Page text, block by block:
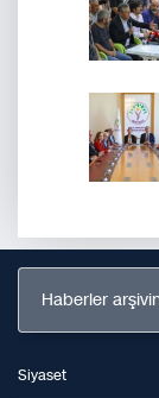
Haberler
Siyaset